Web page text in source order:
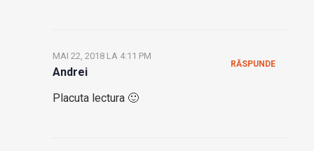
Andrei
MAI 22, 2018 LA 4:11 PM
Placuta lectura 🙂
RĂSPUNDE